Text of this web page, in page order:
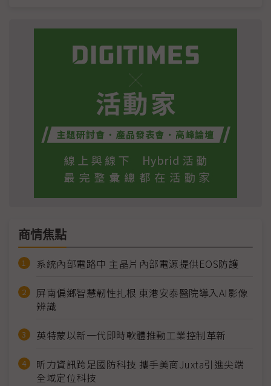
商情焦點
系統內部電路中 主晶片內部電源提供EOS防護
屏南偏鄉智慧韌性扎根 東港安泰醫院導入AI影像
辨識
英特蒙以新一代即時軟體推動工業控制革新
昕力資訊跨足國防科技 攜手美商Juxta引進尖端
全域定位科技